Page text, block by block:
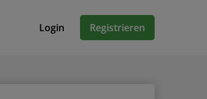
Login Registrieren